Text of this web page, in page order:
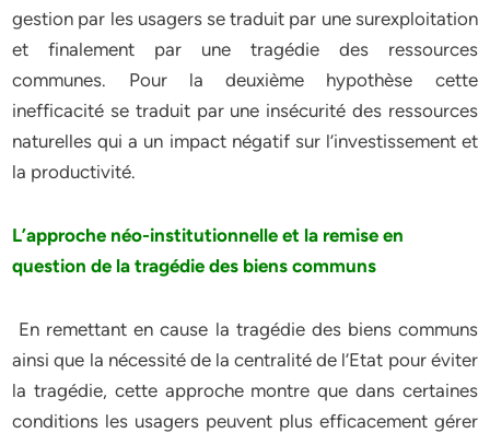
gestion par les usagers se traduit par une surexploitation
et finalement par une tragédie des ressources
communes. Pour la deuxième hypothèse cette
inefficacité se traduit par une insécurité des ressources
naturelles qui a un impact négatif sur l’investissement et
la productivité.
L’approche néo-institutionnelle et la remise en
question de la tragédie des biens communs
En remettant en cause la tragédie des biens communs
ainsi que la nécessité de la centralité de l’Etat pour éviter
la tragédie, cette approche montre que dans certaines
conditions les usagers peuvent plus efficacement gérer